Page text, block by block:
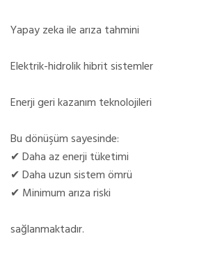
Yapay zeka ile arıza tahmini
Elektrik-hidrolik hibrit sistemler
Enerji geri kazanım teknolojileri
Bu dönüşüm sayesinde:
✔Daha az enerji tüketimi
✔Daha uzun sistem ömrü
✔ Minimum arıza riski
sağlanmaktadır.